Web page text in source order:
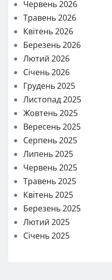
Червень 2026
Травень 2026
Квітень 2026
Березень 2026
Лютий 2026
Січень 2026
Грудень 2025
Листопад 2025
Жовтень 2025
Вересень 2025
Серпень 2025
Липень 2025
Червень 2025
Травень 2025
Квітень 2025
Березень 2025
Лютий 2025
Січень 2025